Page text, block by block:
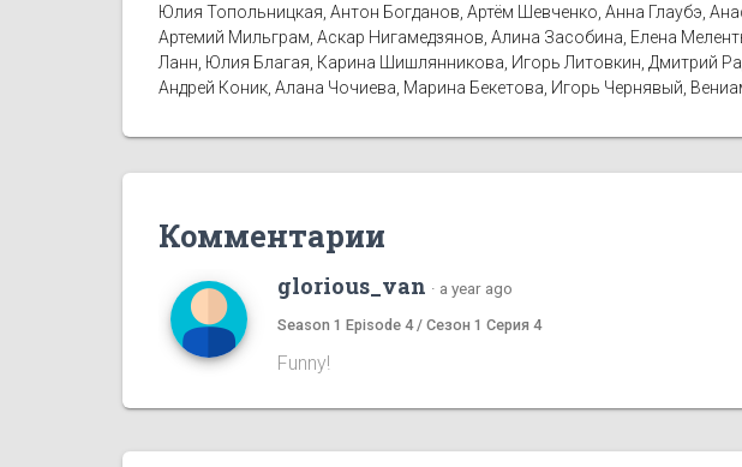
Юлия Топольницкая, Антон Богданов, Артём Шевченко, Анна Глаубэ,
Артемий Мильграм, Аскар Нигамедзянов, Алина Засобина, Елена
Ланн, Юлия Благая, Карина Шишлянникова, Игорь Литовкин, Дмитрий
Андрей Коник, Алана Чочиева, Марина Бекетова, Игорь Чернявый,
Комментарии
glorious_van · a year ago
Season 1 Episode 4 / Сезон 1 Серия 4
Funny!